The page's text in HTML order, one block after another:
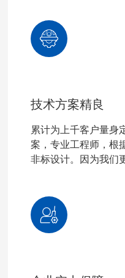
技术方案精良
累计为上千客户量身
案，专业工程师，根
非标设计。因为我们